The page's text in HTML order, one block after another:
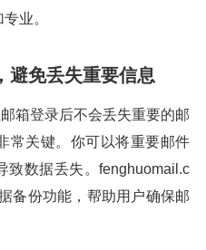
业。
避免丢失重要信息
箱登录后不会丢失重要的邮
常关键。你可以将重要邮件
致数据丢失。fenghuomail.c
备份功能，帮助用户确保邮